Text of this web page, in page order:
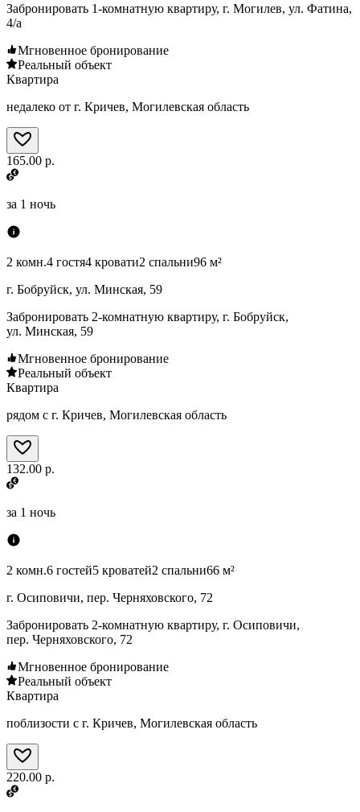
Забронировать 1-комнатную квартиру, г. Могилев, ул. Фатина,
4/а
Мгновенное бронирование
Реальный объект
Квартира
недалеко от г. Кричев, Могилевская область
165.00 р.
за 1 ночь
2 комн.4 гостя4 кровати2 спальни96 м²
г. Бобруйск, ул. Минская, 59
Забронировать 2-комнатную квартиру, г. Бобруйск,
ул. Минская, 59
Мгновенное бронирование
Реальный объект
Квартира
рядом с г. Кричев, Могилевская область
132.00 р.
за 1 ночь
2 комн.6 гостей5 кроватей2 спальни66 м²
г. Осиповичи, пер. Черняховского, 72
Забронировать 2-комнатную квартиру, г. Осиповичи,
пер. Черняховского, 72
Мгновенное бронирование
Реальный объект
Квартира
поблизости с г. Кричев, Могилевская область
220.00 р.